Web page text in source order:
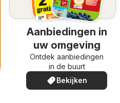
Aanbiedingen in
uw omgeving
Ontdek aanbiedingen
in de buurt
Bekijken